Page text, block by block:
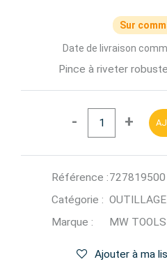
Sur
Date de livraison
Pince à riveter
- +
Référence :727819500
Catégorie :
Marque :
MW TOOLS
Ajouter à ma